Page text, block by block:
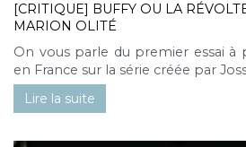
[CRITIQUE] BUFFY OU LA
MARION OLITÉ
On vous parle du premier essai à
en France sur la série créée par
Lire la suite